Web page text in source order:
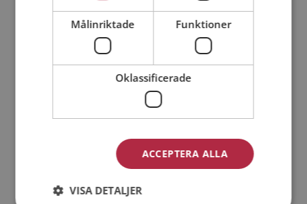
Jag är en: Man Kvinna
Målinriktade Funktioner
Oklassificerade
ACCEPTERA ALLA
VISA DETALJER